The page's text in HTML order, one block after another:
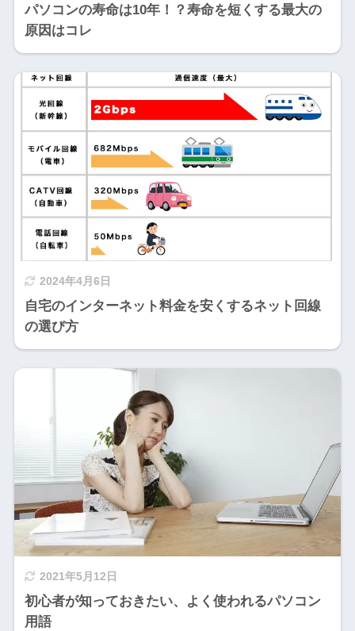
パソコンの寿命は10年！？寿命を短くする最大の
原因はコレ
2024年4月6日
自宅のインターネット料金を安くするネット回線
の選び方
2021年5月12日
初心者が知っておきたい、よく使われるパソコン
用語